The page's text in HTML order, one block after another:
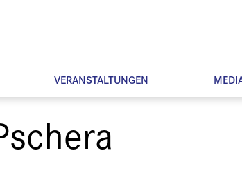
VERANSTALTUNGEN